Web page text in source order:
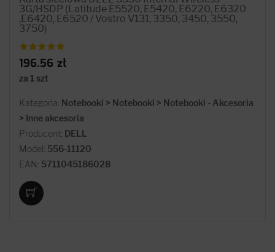
3G/HSDP (Latitude E5520, E5420, E6220, E6320
,E6420, E6520 / Vostro V131, 3350, 3450, 3550,
3750)
196.56 zł
za 1 szt
Kategoria: Notebooki > Notebooki > Notebooki - Akcesoria
> Inne akcesoria
Producent: DELL
Model: 556-11120
EAN: 5711045186028